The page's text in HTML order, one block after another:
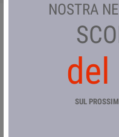
ARTIFICIALI
NOSTRA
del
SUL